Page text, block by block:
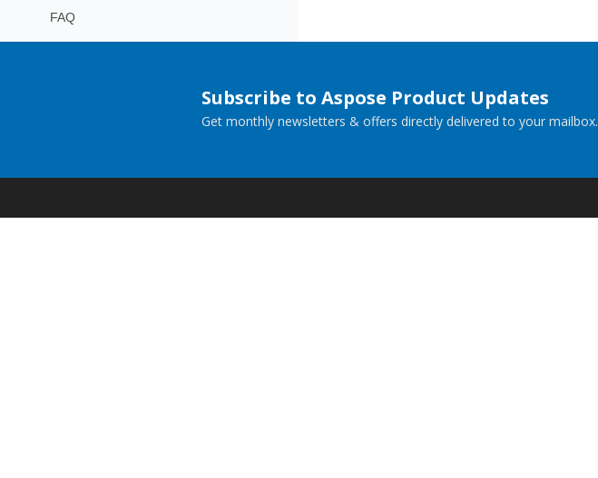
FAQ
Subscribe to Aspose Product Updates
Get monthly newsletters & offers directly delivered to your mailbox.